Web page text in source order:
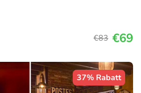
€83 €69
37% Rabatt